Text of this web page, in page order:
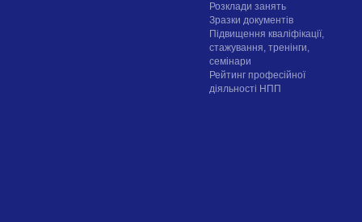
Розклади занять
Зразки документів
Підвищення кваліфікації,
стажування, тренінги,
семінари
Рейтинг професійної
діяльності НПП